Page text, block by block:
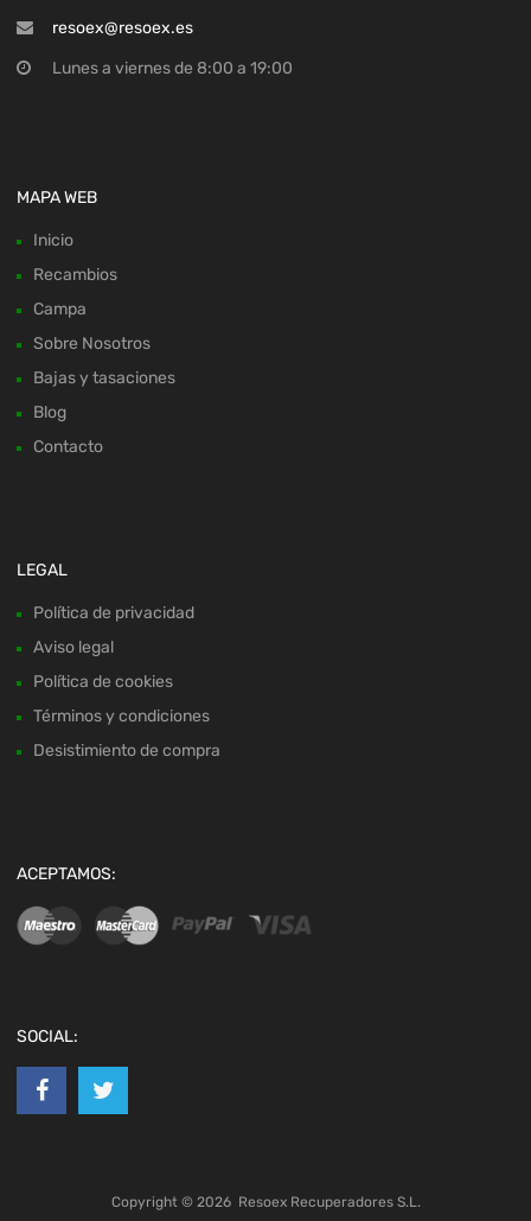
resoex@resoex.es
Lunes a viernes de 8:00 a 19:00
MAPA WEB
Inicio
Recambios
Campa
Sobre Nosotros
Bajas y tasaciones
Blog
Contacto
LEGAL
Política de privacidad
Aviso legal
Política de cookies
Términos y condiciones
Desistimiento de compra
ACEPTAMOS:
SOCIAL:
Copyright © 2026 Resoex Recuperadores S.L.